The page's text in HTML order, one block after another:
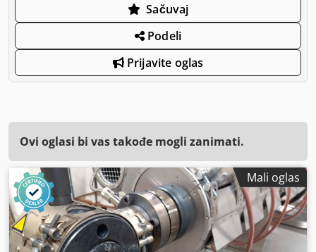
Sačuvaj
Podeli
Prijavite oglas
Ovi oglasi bi vas takođe mogli zanimati.
Mali oglas